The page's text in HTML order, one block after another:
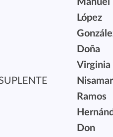
López
Doña
Virginia
Nisamar
Ramos
Don